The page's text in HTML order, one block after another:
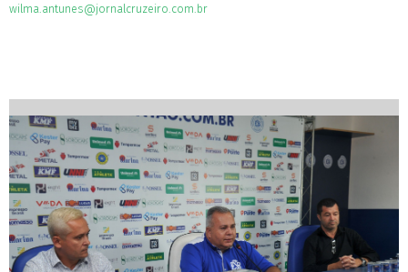
wilma.antunes@jornalcruzeiro.com.br